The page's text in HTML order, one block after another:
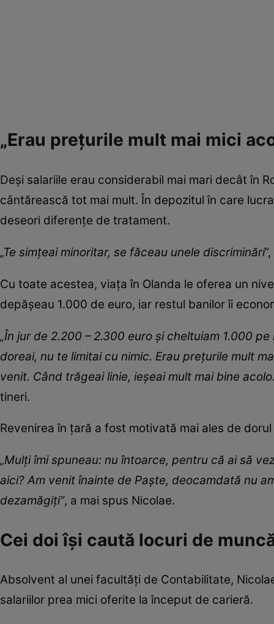
„Erau prețurile mult mai mici
Deși salariile erau considerabil mai mari decât în
cântărească tot mai mult. În depozitul în care
deseori diferențe de tratament.
„Te simțeai minoritar, se făceau unele discriminări
Cu toate acestea, viața în Olanda le oferea un
depășeau 1.000 de euro, iar restul banilor îi
„În jur de 2.200 – 2.300 euro și cheltuiam 1.000
doreai, nu te limitai cu nimic. Erau prețurile mult
venit. Când trăgeai linie, ieșeai mult mai bine
tineri.
Revenirea în țară a fost motivată mai ales de
„Mulți îmi spuneau: nu întoarce, pentru că ai să
aici? Am venit înainte de Paște, deocamdată nu
dezamăgiți”, a mai spus Nicolae.
Cei doi își caută locuri de
Absolvent al unei facultăți de Contabilitate,
salariilor prea mici oferite la început de carieră.